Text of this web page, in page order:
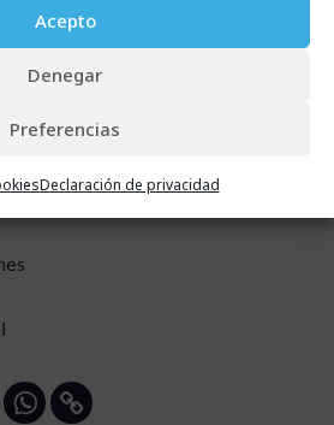
Acepto
Denegar
Preferencias
Declaración de privacidad